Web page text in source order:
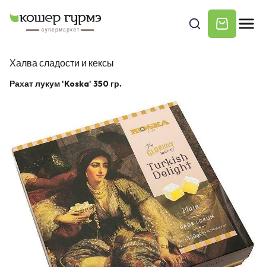
Халва сладости и кексы
Рахат лукум 'Koska' 350 гр.